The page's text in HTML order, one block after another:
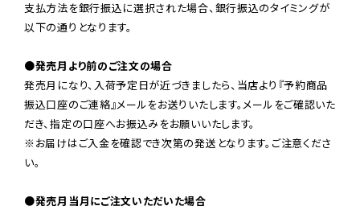
支払方法を銀行振込に選択された場合、銀行振込のタイミングが
以下の通りとなります。
●発売月より前のご注文の場合
発売月になり、入荷予定日が近づきましたら、当店より『予約商品
振込口座のご連絡』メールをお送りいたします。メールをご確認いた
だき、指定の口座へお振込みをお願いいたします。
※お届けはご入金を確認でき次第の発送となります。ご注意くださ
い。
●発売月当月にご注文いただいた場合